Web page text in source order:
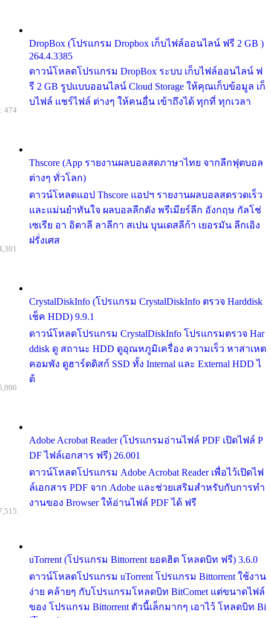
DropBox (โปรแกรม Dropbox เก็บไฟล์ออนไลน์ ฟรี 2 GB )
264.4.3385
ดาวน์โหลดโปรแกรม DropBox ระบบ เก็บไฟล์ออนไลน์ ฟ
รี 2 GB รูปแบบออนไลน์ Cloud Storage ให้คุณเก็บข้อมูล เก็
บไฟล์ แชร์ไฟล์ ต่างๆ ให้คนอื่น เข้าถึงได้ ทุกที่ ทุกเวลา
Thscore (App รายงานผลบอลสดภาษาไทย จากลีกฟุตบอล
ต่างๆ ทั่วโลก)
ดาวน์โหลดแอป Thscore แอปฯ รายงานผลบอลสดรวดเร็ว
และแม่นยำทันใจ ผลบอลลีกดัง พรีเมียร์ลีก อังกฤษ กัลโช่
เซเรีย อา อิตาลี ลาลีกา สเปน บุนเดสลีก้า เยอรมัน ลีกเอิง
ฝรั่งเศส
474
CrystalDiskInfo (โปรแกรม CrystalDiskInfo ตรวจ Harddisk
เช็ค HDD) 9.9.1
ดาวน์โหลดโปรแกรม CrystalDiskInfo โปรแกรมตรวจ Har
ddisk ดู สถานะ HDD ดูอุณหภูมิเครื่อง ความเร็ว หาสาเหต
คอมพัง ดูฮาร์ดดิสก์ SSD ทั้ง Internal และ External HDD ไ
ด้
Adobe Acrobat Reader (โปรแกรมอ่านไฟล์ PDF เปิดไฟล์ P
DF ไฟล์เอกสาร ฟรี) 26.001
ดาวน์โหลดโปรแกรม Adobe Acrobat Reader เพื่อไว้เปิดไฟ
ล์เอกสาร PDF จาก Adobe และช่วยเสริมสำหรับกับการทำ
งานของ Browser ให้อ่านไฟล์ PDF ได้ ฟรี
uTorrent (โปรแกรม Bittorrent ยอดฮิต โหลดบิท ฟรี) 3.6.0
ดาวน์โหลดโปรแกรม uTorrent โปรแกรม Bittorrent ใช้งาน
ง่าย คล้ายๆ กับโปรแกรมโหลดบิท BitComet แต่ขนาดไฟล์
ของ โปรแกรม Bittorrent ตัวนี้เล็กมากๆ เอาไว้ โหลดบิท Bi